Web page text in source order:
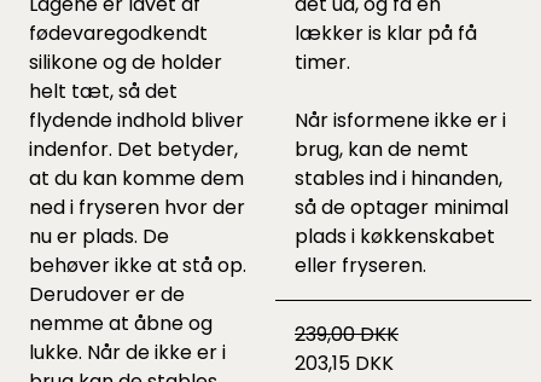
fødevaregodkendt
silikone og de holder
helt tæt, så det
flydende indhold bliver
indenfor. Det betyder,
at du kan komme dem
ned i fryseren hvor der
nu er plads. De
behøver ikke at stå op.
Derudover er de
nemme at åbne og
lukke. Når de ikke er i
lækker is klar på få
timer.
Når isformene ikke er i
brug, kan de nemt
stables ind i hinanden,
så de optager minimal
plads i køkkenskabet
eller fryseren.
239,00 DKK
203,15 DKK